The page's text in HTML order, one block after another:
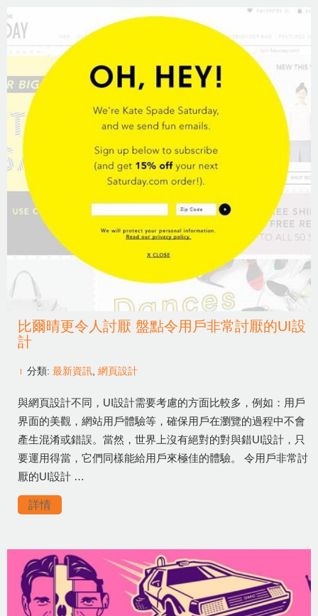
比爾晴更令人討厭 盤點令用戶非常討厭的UI設
計
分類: 最新資訊 網頁設計
與網頁設計不同，UI設計需要考慮的方面比較多，例如：用戶
界面的美觀，網站用戶體驗等，確保用戶在瀏覽的過程中不會
產生混淆或錯誤。當然，世界上沒有絕對的對與錯UI設計，只
要運用得當，它們同樣能給用戶來極佳的體驗。 令用戶非常討
厭的UI設計 …
詳情